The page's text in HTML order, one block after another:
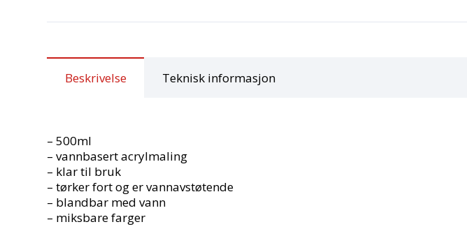
Beskrivelse Teknisk informasjon
– 500ml
– vannbasert acrylmaling
– klar til bruk
– tørker fort og er vannavstøtende
– blandbar med vann
– miksbare farger